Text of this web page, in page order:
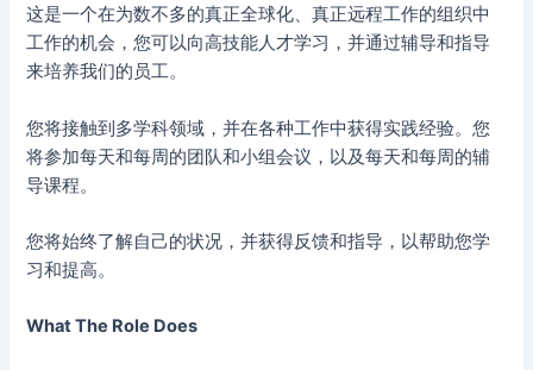
这是一个在为数不多的真正全球化、真正远程工作的组织中
工作的机会，您可以向高技能人才学习，并通过辅导和指导
来培养我们的员工。
您将接触到多学科领域，并在各种工作中获得实践经验。您
将参加每天和每周的团队和小组会议，以及每天和每周的辅
导课程。
您将始终了解自己的状况，并获得反馈和指导，以帮助您学
习和提高。
What The Role Does